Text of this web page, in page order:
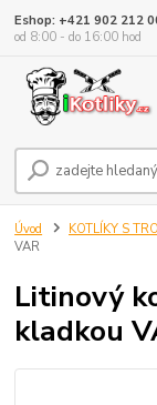
Eshop: +421 902 212
od 8:00 - do 16:00 hod
Úvod KOTLÍKY S
VAR
Litinový
kladkou